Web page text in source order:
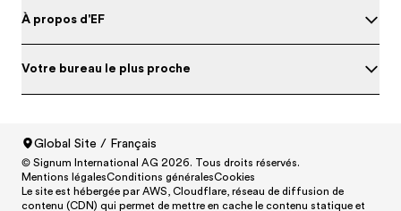
Evalue ton niveau d'anglais
À propos d'EF
Votre bureau le plus proche
Global Site / Français
North America/Canada / English
North America /Canada / Français
© Signum International AG 2026. Tous droits réservés.
Mentions légalesConditions généralesCookies
Le site est hébergée par AWS, Cloudflare, réseau de diffusion de
contenu (CDN) qui permet de mettre en cache le contenu statique et